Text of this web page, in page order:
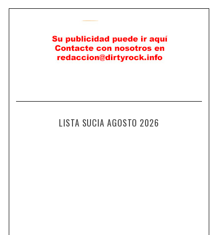
LISTA SUCIA AGOSTO 2026